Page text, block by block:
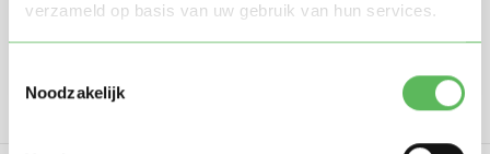
verzameld op basis van uw gebruik van hun services.
Noodzakelijk
Gratis aanmelden